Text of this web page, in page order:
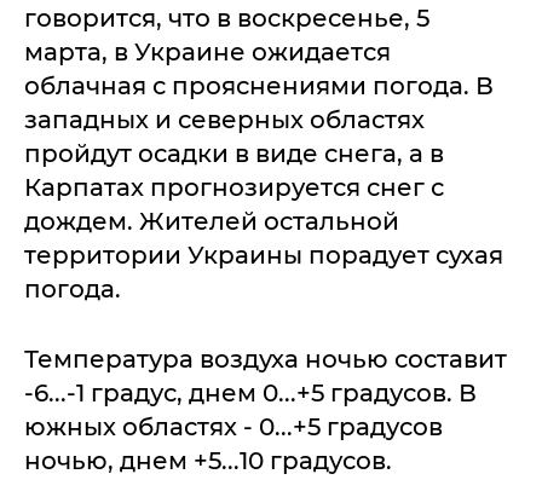
говорится, что в воскресенье, 5
марта, в Украине ожидается
облачная с прояснениями погода. В
западных и северных областях
пройдут осадки в виде снега, а в
Карпатах прогнозируется снег с
дождем. Жителей остальной
территории Украины порадует сухая
погода.
Температура воздуха ночью составит
-6...-1 градус, днем 0...+5 градусов. В
южных областях - 0...+5 градусов
ночью, днем +5...10 градусов.